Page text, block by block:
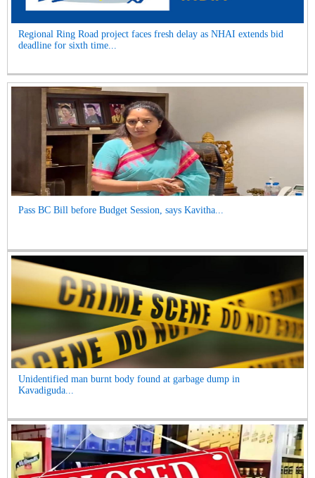
Regional Ring Road project faces fresh delay as NHAI extends bid
deadline for sixth time...
Pass BC Bill before Budget Session, says Kavitha...
Unidentified man burnt body found at garbage dump in
Kavadiguda...